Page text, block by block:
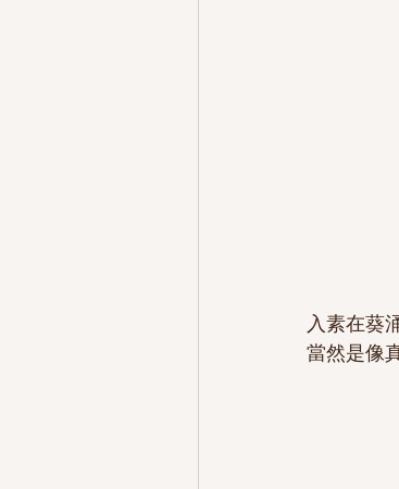
入素在葵
當然是像